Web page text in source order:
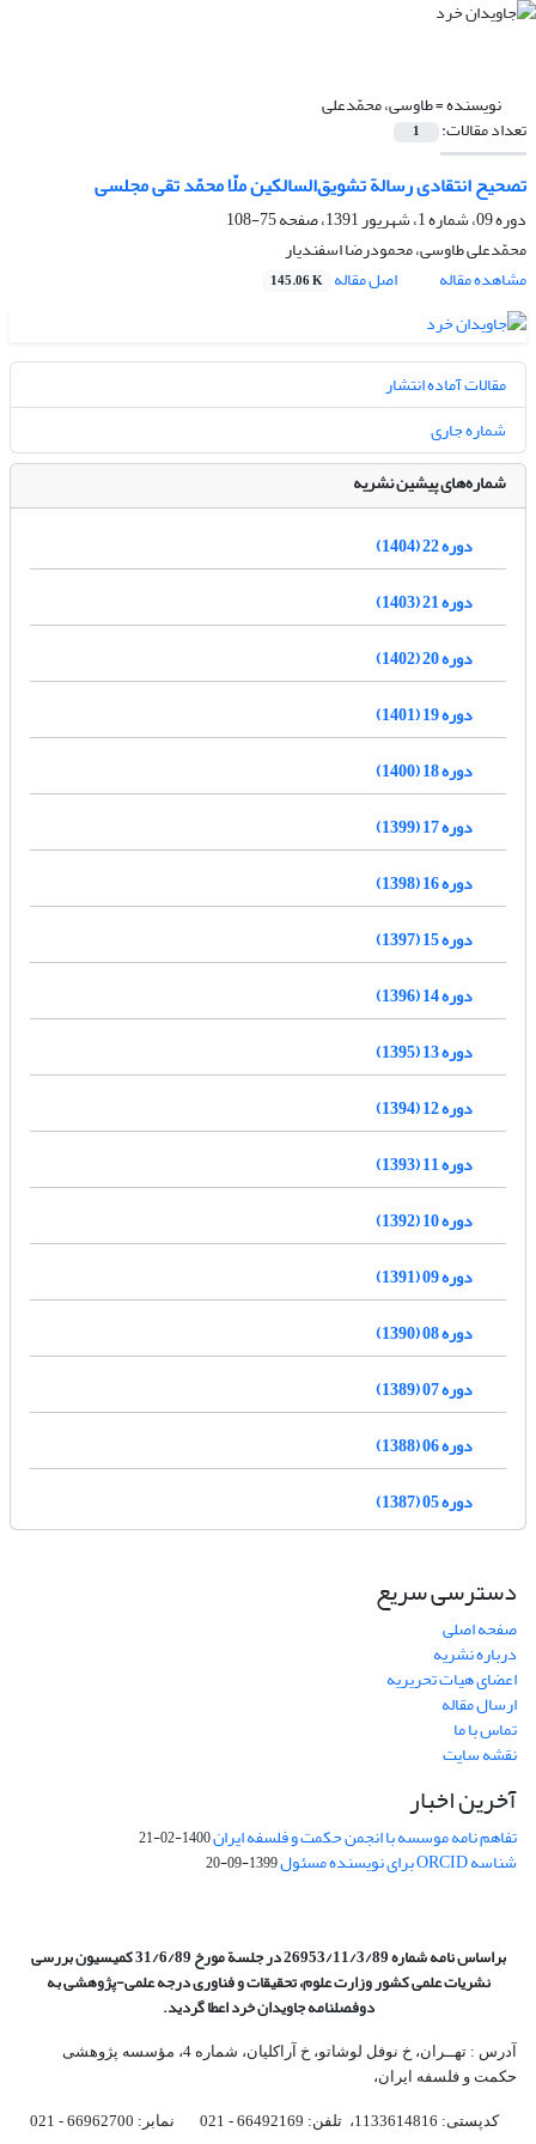
نویسنده =طاوسی، محمّدعلی
تعداد مقالات: 1
تصحیح انتقادی رسالة تشویق‌السالکین ملّا محمّد تقی مجلسی
دوره 09، شماره 1، شهریور 1391، صفحه
75-108
محمّدعلی طاوسی، محمودرضا اسفندیار
مشاهده مقاله
اصل مقاله 145.06 K
مقالات آماده انتشار
شماره جاری
شماره‌های پیشین نشریه
دوره 22 (1404)
دوره 21 (1403)
دوره 20 (1402)
دوره 19 (1401)
دوره 18 (1400)
دوره 17 (1399)
دوره 16 (1398)
دوره 15 (1397)
دوره 14 (1396)
دوره 13 (1395)
دوره 12 (1394)
دوره 11 (1393)
دوره 10 (1392)
دوره 09 (1391)
دوره 08 (1390)
دوره 07 (1389)
دوره 06 (1388)
دوره 05 (1387)
دسترسی سریع
صفحه اصلی
درباره نشریه
اعضای هیات تحریریه
ارسال مقاله
تماس با ما
نقشه سایت
آخرین اخبار
تفاهم نامه موسسه با انجمن حکمت و فلسفه ایران1400-02-21
شناسه ORCID برای نویسنده مسئول 1399-09-20
براساس نامه شماره 26953/11/3/89 در جلسة مورخ 31/6/89 کمیسیون
بررسی
نشریات علمی کشور وزارت علوم، تحقیقات و فناوری درجه علمی‌-پژوهشیبه
دوفصلنامه جاویدان خرد اعطا گردید.
آدرس : تهــران، خ نوفل لوشاتو، خ آراکلیان، شماره 4،‌ مؤسسه پژوهشی
حکمت و فلسفه ایران،‌
کدپستی: 1133614816، تلفن: 66492169 - 021 نمابر: 66962700 - 021